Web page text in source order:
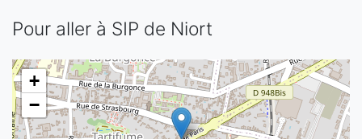
Pour aller à SIP de Niort
+
−